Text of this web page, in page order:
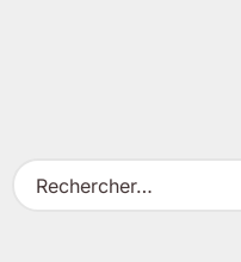
R
e